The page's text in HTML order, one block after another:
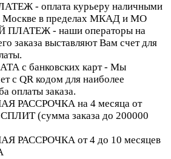
- оплата курьеру наличными
Москве в пределах МКАД и МО
- наши операторы на
заказа выставляют Вам счет для
с банковских карт - Мы
с QR кодом для наиболее
оплаты заказа.
РАССРОЧКА на 4 месяца от
СПЛИТ (сумма заказа до 200000
РАССРОЧКА от 4 до 10 месяцев